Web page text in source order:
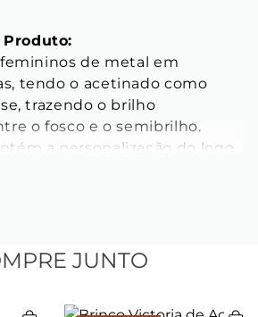
Produto:
de metal em
tendo o acetinado como
trazendo o brilho
o fosco e o semibrilho.
a personalização do logo
11 gramas
JUNTO